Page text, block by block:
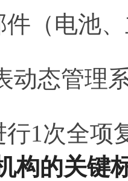
（电池
动态管理
1次全项
构的关键